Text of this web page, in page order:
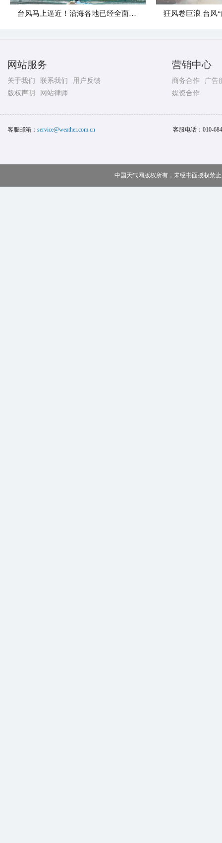
台风马上逼近！沿海各地已经全面进入备战状态
网站服务
关于我们 联系我们
用户反馈
版权声明
网站律师
营销中心
商务合作
广告
媒资合作
客服邮箱： service@weather.com.cn 客服电话： 010-
中国天气网版权所有，未经书面授权